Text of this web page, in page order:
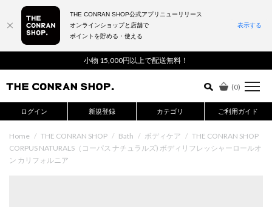
小物 15,000円以上で配送無料！
(0)
ログイン 新規登録 カテゴリ ご利用ガイド
詳細検索はこちら
Home / THE CONRAN SHOP / Bath / ボディケア / THE CONRAN SHOP
CORPUS NATURALS（コーパス ナチュラルズ) ボディリフレッシャーロールオ
ン カリフォルニア
THE CONRAN SHOP公式アプリニューリリース
オンラインショップと店舗で
ポイントを貯める・使える
表示する